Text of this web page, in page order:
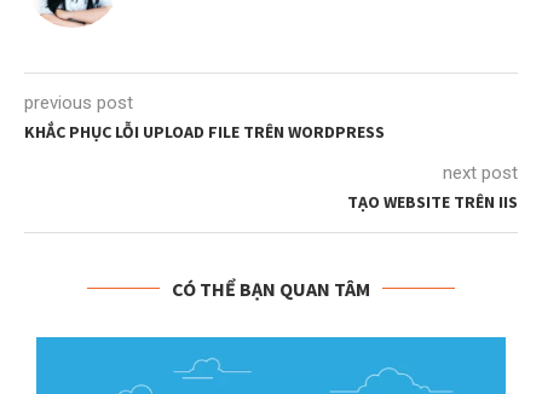
previous post
KHẮC PHỤC LỖI UPLOAD FILE TRÊN WORDPRESS
next post
TẠO WEBSITE TRÊN IIS
CÓ THỂ BẠN QUAN TÂM